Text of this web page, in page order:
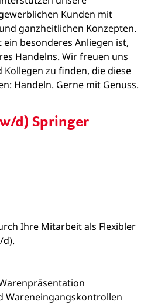
d) Springer
Kunden mit
ganzheitlichen Konzepten.
besonderes Anliegen ist,
Handelns. Wir freuen uns
Kollegen zu finden, die diese
Handeln. Gerne mit Genuss.
Ihre Mitarbeit als Flexibler
Wareneingangskontrollen